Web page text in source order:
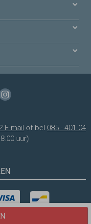
E-mail of bel 085 - 401 04
uur)